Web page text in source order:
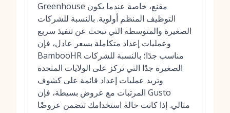
Greenhouse مقنع، خاصة عندما يكون
التوظيف المنظم أولوية. بالنسبة للشركات
الصغيرة والمتوسطة التي تبحث عن تنفيذ سريع
وعمليات إعداد متكاملة بسعر عادل، فإن
BambooHR مناسب جدًا؛ بالنسبة للشركات
الصغيرة جدًا التي تركز على الولايات المتحدة
وتريد عمليات إعداد قائمة على كشوف
المرتبات مع عروض بسيطة، فإن Gusto
مثالي. إذا كانت حالة استخدامك تتضمن عروضًا